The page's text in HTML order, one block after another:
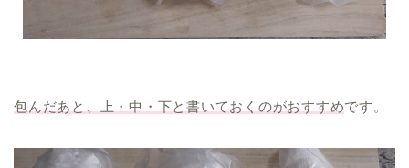
包んだあと、上・中・下と書いておくのがおすすめです。